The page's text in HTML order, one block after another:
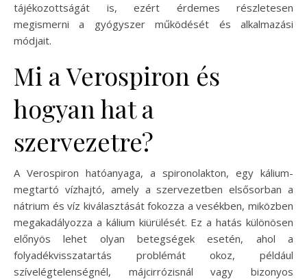
tájékozottságát is, ezért érdemes részletesen
megismerni a gyógyszer működését és alkalmazási
módjait.
Mi a Verospiron és
hogyan hat a
szervezetre?
A Verospiron hatóanyaga, a spironolakton, egy kálium-
megtartó vízhajtó, amely a szervezetben elsősorban a
nátrium és víz kiválasztását fokozza a vesékben, miközben
megakadályozza a kálium kiürülését. Ez a hatás különösen
előnyös lehet olyan betegségek esetén, ahol a
folyadékvisszatartás problémát okoz, például
szívelégtelenségnél, májcirrózisnál vagy bizonyos